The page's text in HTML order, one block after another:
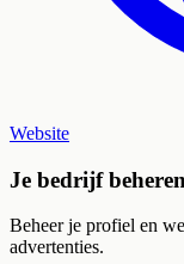
Website
Je bedrijf
Beheer je profiel en
advertenties.